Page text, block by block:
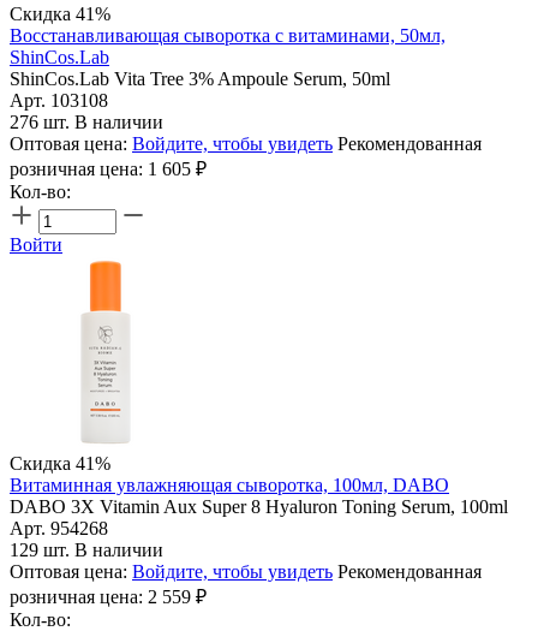
Скидка 41%
Восстанавливающая сыворотка с витаминами, 50мл,
ShinCos.Lab
ShinCos.Lab Vita Tree 3% Ampoule Serum, 50ml
Арт. 103108
276 шт. В наличии
Оптовая цена: Войдите, чтобы увидеть Рекомендованная
розничная цена: 1 605 ₽
Кол-во:
Войти
Скидка 41%
Витаминная увлажняющая сыворотка, 100мл, DABO
DABO 3X Vitamin Aux Super 8 Hyaluron Toning Serum, 100ml
Арт. 954268
129 шт. В наличии
Оптовая цена: Войдите, чтобы увидеть Рекомендованная
розничная цена: 2 559 ₽
Кол-во: